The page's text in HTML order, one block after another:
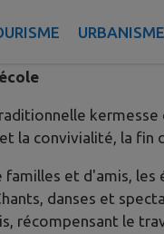
URBANISME
kermesse
la convivialité, la fin
et d'amis, les
danses et
récompensant le